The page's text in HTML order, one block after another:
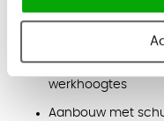
Elektrisch
Standaard
werkhoogtes
Aanbouw met